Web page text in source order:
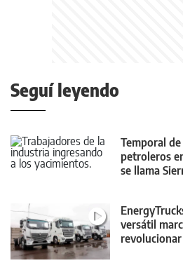
Seguí leyendo
Temporal
petroleros
se llama
versátil